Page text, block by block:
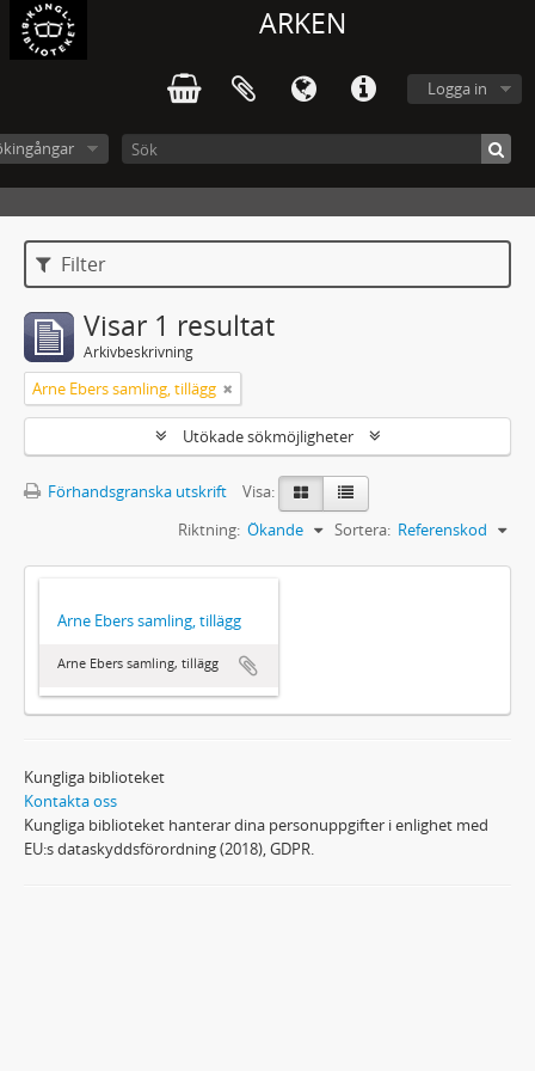
ARKEN
Logga in
Filter
Visar 1 resultat
Arkivbeskrivning
Arne Ebers samling, tillägg
Utökade sökmöjligheter
Förhandsgranska utskrift
Visa:
Sortera: Referenskod
Riktning: Ökande
Arne Ebers samling, tillägg
Arne Ebers samling, tillägg
Kungliga biblioteket
Kontakta oss
Kungliga biblioteket hanterar dina personuppgifter i enlighet med
EU:s dataskyddsförordning (2018), GDPR.